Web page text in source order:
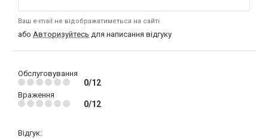
Ваш e-mail не відображатиметься на сайті
або Авторизуйтесь для написання відгуку
Обслуговування
0/12
Враження
0/12
Відгук: